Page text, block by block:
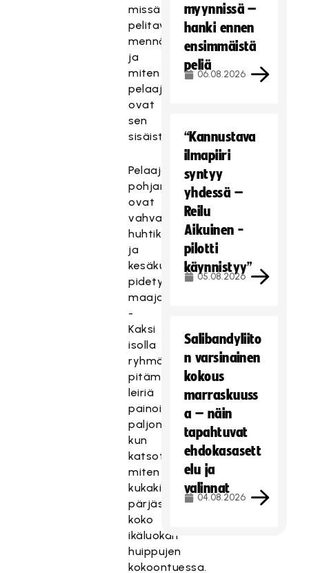
missä
pelitavallisesti
mennään
ja
miten
pelaajat
ovat
sen
sisäistäneet.
Pelaajavalintojen
pohjana
ovat
vahvasti
huhtikuussa
ja
kesäkuussa
pidetyt
maajoukkueleirit.
-
Kaksi
isolla
ryhmällä
pitämäämme
leiriä
painoivat
paljon
kun
katsottiin,
miten
kukakin
pärjäsi
koko
ikäluokan
huippujen
kokoontuessa.
myynnissä –
hanki ennen
ensimmäistä
peliä
06.08.2026
“Kannustava
ilmapiiri
syntyy
yhdessä –
Reilu
Aikuinen -
pilotti
käynnistyy”
05.08.2026
Salibandyliito
n varsinainen
kokous
marraskuuss
a – näin
tapahtuvat
ehdokasasett
elu ja
valinnat
04.08.2026